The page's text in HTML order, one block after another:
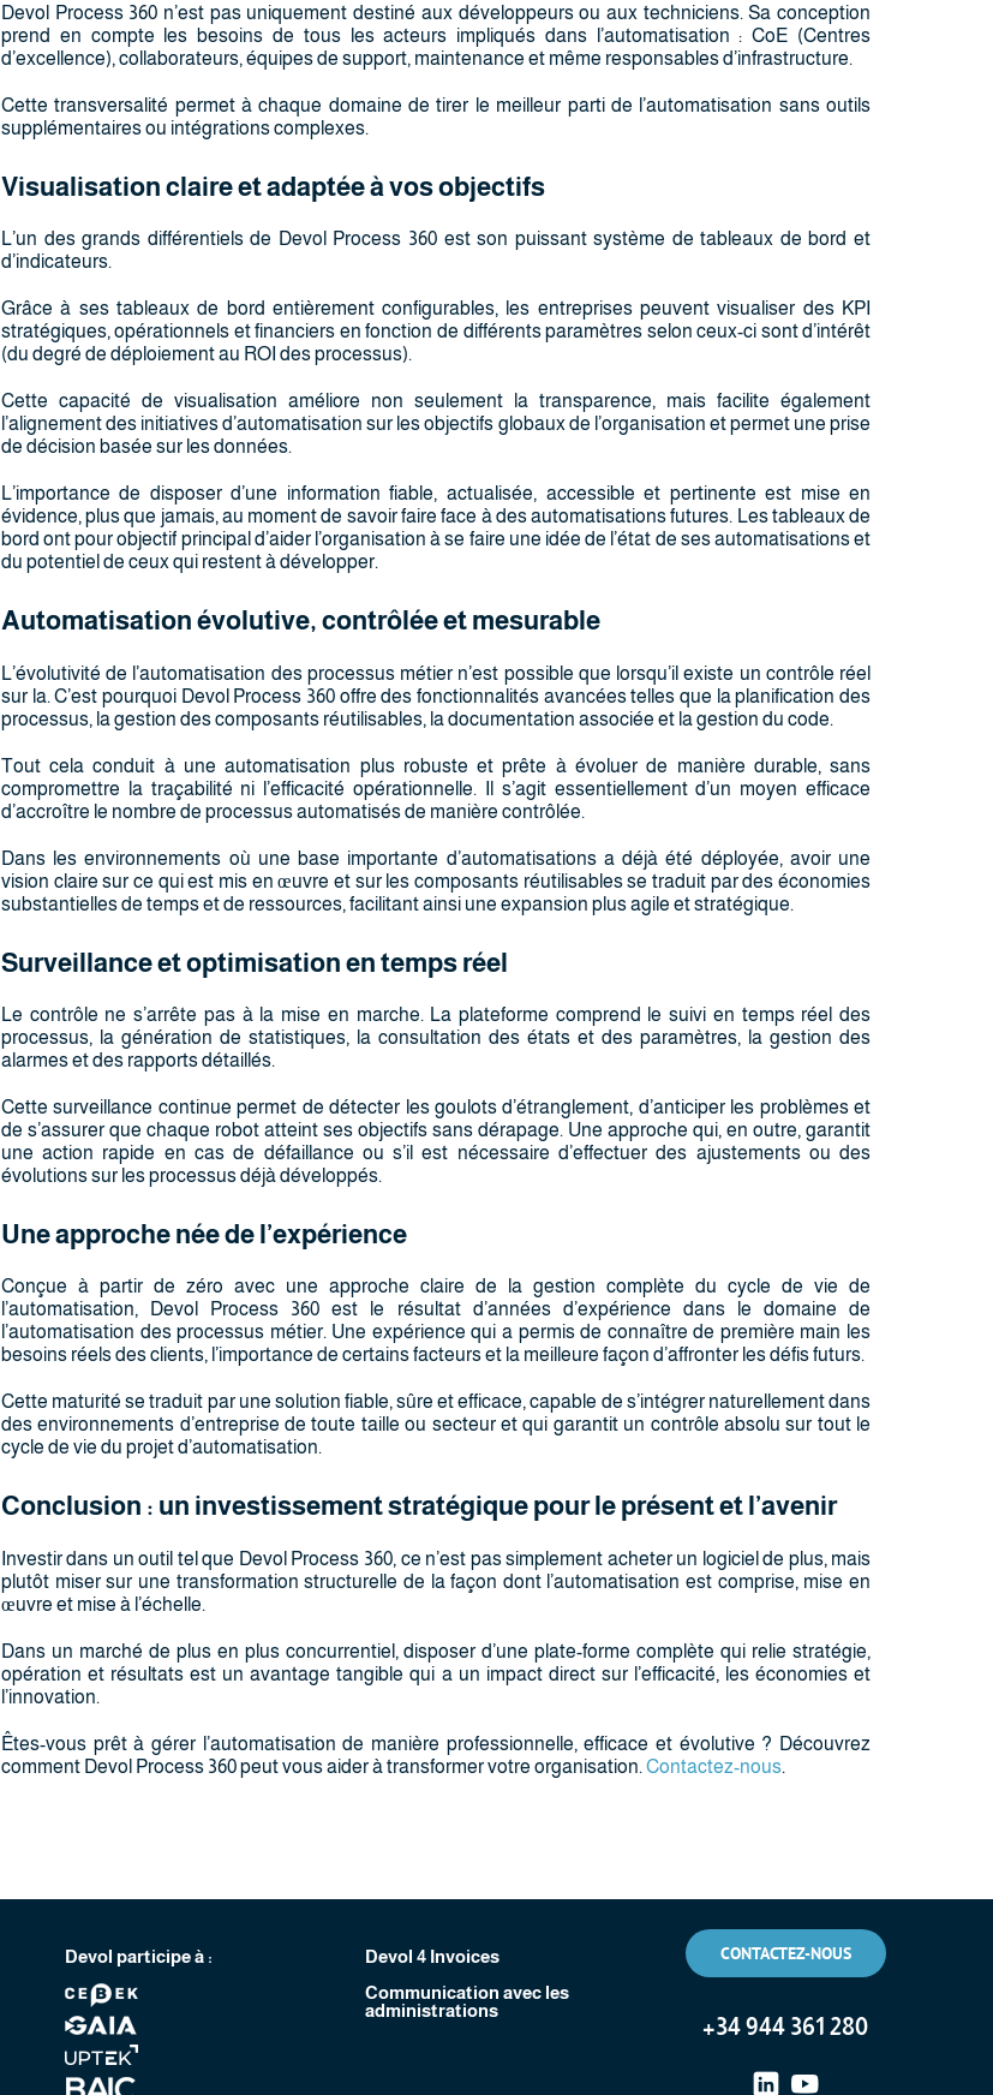
Devol Process 360 n’est pas uniquement destiné aux développeurs ou aux techniciens. Sa conception
prend en compte les besoins de tous les acteurs impliqués dans l’automatisation : CoE (Centres
d’excellence), collaborateurs, équipes de support, maintenance et même responsables d’infrastructure.
Cette transversalité permet à chaque domaine de tirer le meilleur parti de l’automatisation sans outils
supplémentaires ou intégrations complexes.
Visualisation claire et adaptée à vos objectifs
L’un des grands différentiels de Devol Process 360 est son puissant système de tableaux de bord et
d’indicateurs.
Grâce à ses tableaux de bord entièrement configurables, les entreprises peuvent visualiser des KPI
stratégiques, opérationnels et financiers en fonction de différents paramètres selon ceux-ci sont d’intérêt
(du degré de déploiement au ROI des processus).
Cette capacité de visualisation améliore non seulement la transparence, mais facilite également
l’alignement des initiatives d’automatisation sur les objectifs globaux de l’organisation et permet une prise
de décision basée sur les données.
L’importance de disposer d’une information fiable, actualisée, accessible et pertinente est mise en
évidence, plus que jamais, au moment de savoir faire face à des automatisations futures. Les tableaux de
bord ont pour objectif principal d’aider l’organisation à se faire une idée de l’état de ses automatisations et
du potentiel de ceux qui restent à développer.
Automatisation évolutive, contrôlée et mesurable
L’évolutivité de l’automatisation des processus métier n’est possible que lorsqu’il existe un contrôle réel
sur la. C’est pourquoi Devol Process 360 offre des fonctionnalités avancées telles que la planification des
processus, la gestion des composants réutilisables, la documentation associée et la gestion du code.
Tout cela conduit à une automatisation plus robuste et prête à évoluer de manière durable, sans
compromettre la traçabilité ni l’efficacité opérationnelle. Il s’agit essentiellement d’un moyen efficace
d’accroître le nombre de processus automatisés de manière contrôlée.
Dans les environnements où une base importante d’automatisations a déjà été déployée, avoir une
vision claire sur ce qui est mis en œuvre et sur les composants réutilisables se traduit par des économies
substantielles de temps et de ressources, facilitant ainsi une expansion plus agile et stratégique.
Surveillance et optimisation en temps réel
Le contrôle ne s’arrête pas à la mise en marche. La plateforme comprend le suivi en temps réel des
processus, la génération de statistiques, la consultation des états et des paramètres, la gestion des
alarmes et des rapports détaillés.
Cette surveillance continue permet de détecter les goulots d’étranglement, d’anticiper les problèmes et
de s’assurer que chaque robot atteint ses objectifs sans dérapage. Une approche qui, en outre, garantit
une action rapide en cas de défaillance ou s’il est nécessaire d’effectuer des ajustements ou des
évolutions sur les processus déjà développés.
Une approche née de l’expérience
Conçue à partir de zéro avec une approche claire de la gestion complète du cycle de vie de
l’automatisation, Devol Process 360 est le résultat d’années d’expérience dans le domaine de
l’automatisation des processus métier. Une expérience qui a permis de connaître de première main les
besoins réels des clients, l’importance de certains facteurs et la meilleure façon d’affronter les défis futurs.
Cette maturité se traduit par une solution fiable, sûre et efficace, capable de s’intégrer naturellement dans
des environnements d’entreprise de toute taille ou secteur et qui garantit un contrôle absolu sur tout le
cycle de vie du projet d’automatisation.
Conclusion : un investissement stratégique pour le présent et l’avenir
Investir dans un outil tel que Devol Process 360, ce n’est pas simplement acheter un logiciel de plus, mais
plutôt miser sur une transformation structurelle de la façon dont l’automatisation est comprise, mise en
œuvre et mise à l’échelle.
Dans un marché de plus en plus concurrentiel, disposer d’une plate-forme complète qui relie stratégie,
opération et résultats est un avantage tangible qui a un impact direct sur l’efficacité, les économies et
l’innovation.
Êtes-vous prêt à gérer l’automatisation de manière professionnelle, efficace et évolutive ? Découvrez
comment Devol Process 360 peut vous aider à transformer votre organisation. Contactez-nous.
Devol participe à :
Devol 4 Invoices
Communication avec les
administrations
CONTACTEZ-NOUS
+34 944 361 280